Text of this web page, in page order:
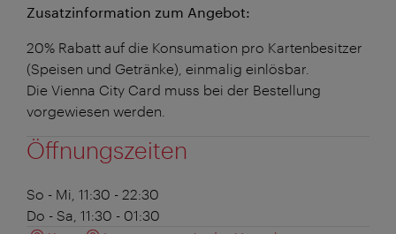
Zusatzinformation zum Angebot:
20% Rabatt auf die Konsumation pro Kartenbesitzer
(Speisen und Getränke), einmalig einlösbar.
Die Vienna City Card muss bei der Bestellung
vorgewiesen werden.
Öffnungszeiten
So - Mi, 11:30 - 22:30
Do - Sa, 11:30 - 01:30